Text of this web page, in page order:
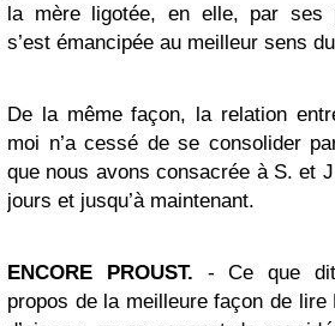
la mère ligotée, en elle, par ses
s’est émancipée au meilleur sens
De la même façon, la relation
moi n’a cessé de se consolider
que nous avons consacrée à S. et
jours et jusqu’à maintenant.
ENCORE PROUST.
- Ce que
propos de la meilleure façon de